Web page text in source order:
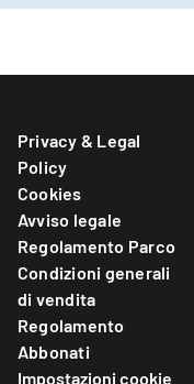
Privacy & Legal
Policy
Cookies
Avviso legale
Regolamento Parco
Condizioni generali
di vendita
Regolamento
Abbonati
Impostazioni cookie